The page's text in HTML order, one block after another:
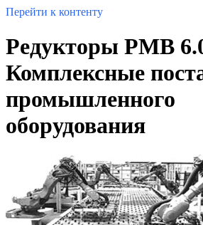
Перейти к контенту
Редукторы PMB
Комплексные
промышленного
оборудования